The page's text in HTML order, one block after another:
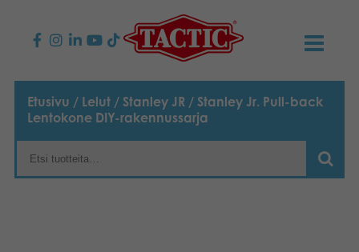
KAUPPA
Lasten pelit
TACTIC
Etusivu / Lelut / Stanley JR / Stanley Jr. Pull-back
Lentokone DIY-rakennussarja